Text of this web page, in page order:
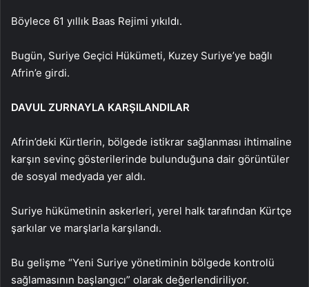
Böylece 61 yıllık Baas Rejimi yıkıldı.
Bugün, Suriye Geçici Hükümeti, Kuzey Suriye’ye bağlı
Afrin’e girdi.
DAVUL ZURNAYLA KARŞILANDILAR
Afrin’deki Kürtlerin, bölgede istikrar sağlanması ihtimaline
karşın sevinç gösterilerinde bulunduğuna dair görüntüler
de sosyal medyada yer aldı.
Suriye hükümetinin askerleri, yerel halk tarafından Kürtçe
şarkılar ve marşlarla karşılandı.
Bu gelişme “Yeni Suriye yönetiminin bölgede kontrolü
sağlamasının başlangıcı” olarak değerlendiriliyor.